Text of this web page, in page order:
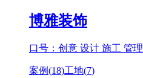
博雅装饰
口号：创意 设计 施工 管理
案例(18)工地(7)